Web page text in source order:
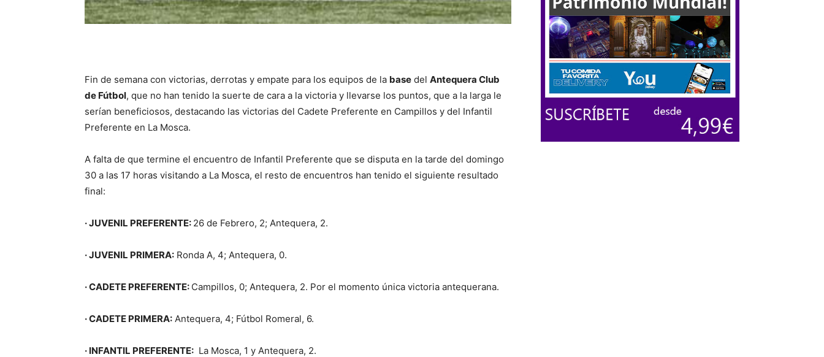
Fin de semana con victorias, derrotas y empate para los equipos de la base del Antequera Club
de Fútbol, que no han tenido la suerte de cara a la victoria y llevarse los puntos, que a la larga le
serían beneficiosos, destacando las victorias del Cadete Preferente en Campillos y del Infantil
Preferente en La Mosca.
A falta de que termine el encuentro de Infantil Preferente que se disputa en la tarde del domingo
30 a las 17 horas visitando a La Mosca, el resto de encuentros han tenido el siguiente resultado
final:
· JUVENIL PREFERENTE: 26 de Febrero, 2; Antequera, 2.
· JUVENIL PRIMERA: Ronda A, 4; Antequera, 0.
· CADETE PREFERENTE: Campillos, 0; Antequera, 2. Por el momento única victoria antequerana.
· CADETE PRIMERA: Antequera, 4; Fútbol Romeral, 6.
· INFANTIL PREFERENTE: La Mosca, 1 y Antequera, 2.